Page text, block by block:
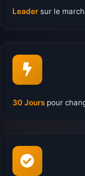
Leader sur le
30 Jours pour